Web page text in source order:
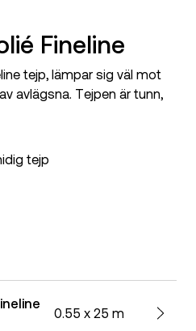
Fineline
tejp, lämpar sig väl mot
avlägsna. Tejpen är tunn,
tejp
0.55 x 25 m